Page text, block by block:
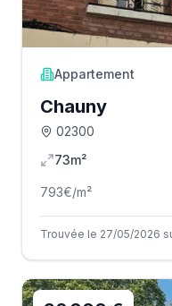
Appartement
Chauny
02300
73m²
793€/m²
Trouvée le 27/05/2026